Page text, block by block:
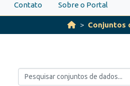
Contato Sobre o Portal
Conjuntos